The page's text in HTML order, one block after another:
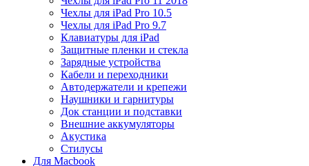
Чехлы для iPad Pro 10.5
Чехлы для iPad Pro 9.7
Клавиатуры для iPad
Защитные пленки и стекла
Зарядные устройства
Кабели и переходники
Автодержатели и крепежи
Наушники и гарнитуры
Док станции и подставки
Внешние аккумуляторы
Акустика
Стилусы
Для Macbook